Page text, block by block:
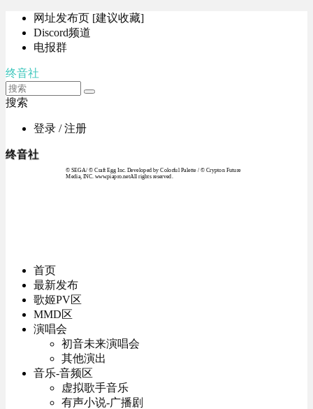
网址发布页 [建议收藏]
Discord频道
电报群
终音社
搜索
登录 / 注册
终音社
© SEGA / © Craft Egg Inc. Developed by Colorful Palette / © Crypton Future
Media, INC. www.piapro.netAll rights reserved.
首页
最新发布
歌姬PV区
MMD区
演唱会
初音未来演唱会
其他演出
音乐-音频区
虚拟歌手音乐
有声小说-广播剧